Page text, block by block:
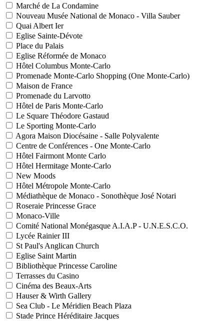
Marché de La Condamine
Nouveau Musée National de Monaco - Villa Sauber
Quai Albert Ier
Eglise Sainte-Dévote
Place du Palais
Eglise Réformée de Monaco
Hôtel Columbus Monte-Carlo
Promenade Monte-Carlo Shopping (One Monte-Carlo)
Maison de France
Promenade du Larvotto
Hôtel de Paris Monte-Carlo
Le Square Théodore Gastaud
Le Sporting Monte-Carlo
Agora Maison Diocésaine - Salle Polyvalente
Centre de Conférences - One Monte-Carlo
Hôtel Fairmont Monte Carlo
Hôtel Hermitage Monte-Carlo
New Moods
Hôtel Métropole Monte-Carlo
Médiathèque de Monaco - Sonothèque José Notari
Roseraie Princesse Grace
Monaco-Ville
Comité National Monégasque A.I.A.P - U.N.E.S.C.O.
Lycée Rainier III
St Paul's Anglican Church
Eglise Saint Martin
Bibliothèque Princesse Caroline
Terrasses du Casino
Cinéma des Beaux-Arts
Hauser & Wirth Gallery
Sea Club - Le Méridien Beach Plaza
Stade Prince Héréditaire Jacques